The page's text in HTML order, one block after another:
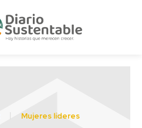
Mujeres líderes